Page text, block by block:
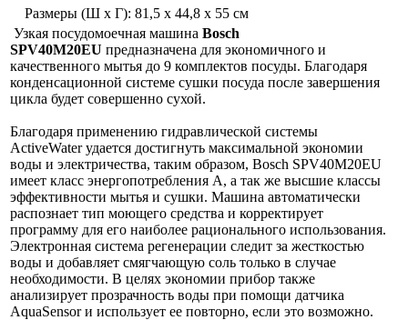
Размеры (Ш х Г): 81,5 х 44,8 х 55 см
Узкая посудомоечная машина Bosch
SPV40M20EU предназначена для экономичного и
качественного мытья до 9 комплектов посуды. Благодаря
конденсационной системе сушки посуда после завершения
цикла будет совершенно сухой.
Благодаря применению гидравлической системы
ActiveWater удается достигнуть максимальной экономии
воды и электричества, таким образом, Bosch SPV40M20EU
имеет класс энергопотребления А, а так же высшие классы
эффективности мытья и сушки. Машина автоматически
распознает тип моющего средства и корректирует
программу для его наиболее рационального использования.
Электронная система регенерации следит за жесткостью
воды и добавляет смягчающую соль только в случае
необходимости. В целях экономии прибор также
анализирует прозрачность воды при помощи датчика
AquaSensor и использует ее повторно, если это возможно.